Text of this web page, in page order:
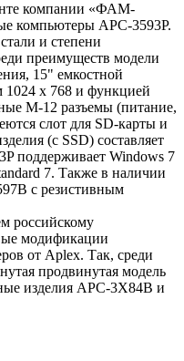
компании «ФАМ-
компьютеры APC-3593P.
и степени
преимуществ модели
15" емкостной
1024 х 768 и функцией
M-12 разъемы (питание,
слот для SD-карты и
(с SSD) cоставляет
поддерживает Windows 7
7. Также в наличии
c резистивным
российскому
модификации
от Aplex. Так, среди
продвинутая модель
изделия APC-3X84B и